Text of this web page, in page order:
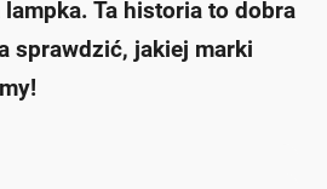
lampka. Ta historia to dobra
sprawdzić, jakiej marki